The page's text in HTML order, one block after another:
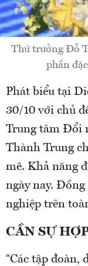
Thứ trưởng Đỗ
phần
Phát biểu tại
30/10 với chủ
Trung tâm Đổi
Thành Trung
mẽ. Khả năng
ngày nay.
nghiệp trên
CẦN SỰ
“Các tập đoàn,